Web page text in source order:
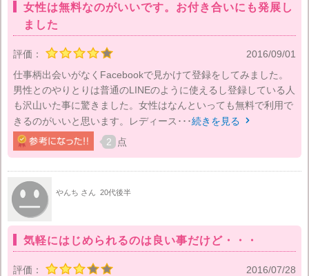
女性は無料なのがいいです。お付き合いにも発展し
ました
評価：
2016/09/01
仕事柄出会いがなくFacebookで見かけて登録をしてみました。
男性とのやりとりは普通のLINEのように使えるし登録している人
も沢山いた事に驚きました。女性はなんといっても無料で利用で
きるのがいいと思います。レディース･･･続きを見る 
2 点
やんち さん 20代後半
気軽にはじめられるのは良い事だけど・・・
評価：
2016/07/28